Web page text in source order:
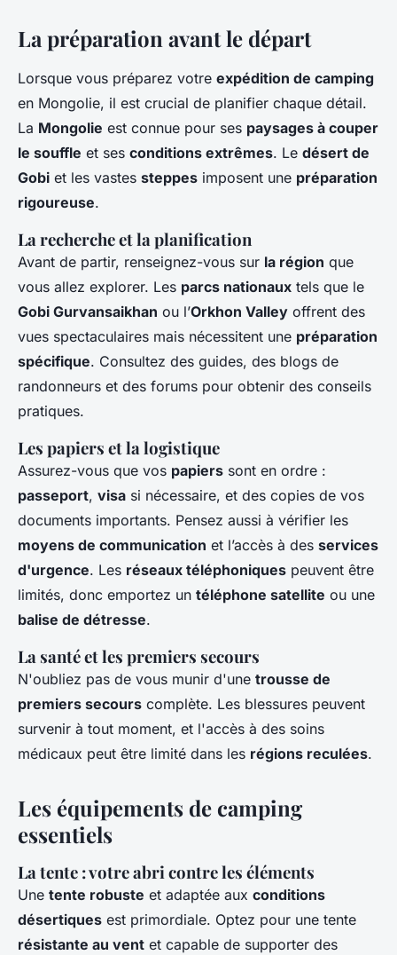
La préparation avant le départ
Lorsque vous préparez votre expédition de camping
en Mongolie, il est crucial de planifier chaque détail.
La Mongolie est connue pour ses paysages à couper
le souffle et ses conditions extrêmes. Le désert de
Gobi et les vastes steppes imposent une préparation
rigoureuse.
La recherche et la planification
Avant de partir, renseignez-vous sur la région que
vous allez explorer. Les parcs nationaux tels que le
Gobi Gurvansaikhan ou l’Orkhon Valley offrent des
vues spectaculaires mais nécessitent une préparation
spécifique. Consultez des guides, des blogs de
randonneurs et des forums pour obtenir des conseils
pratiques.
Les papiers et la logistique
Assurez-vous que vos papiers sont en ordre :
passeport, visa si nécessaire, et des copies de vos
documents importants. Pensez aussi à vérifier les
moyens de communication et l’accès à des services
d'urgence. Les réseaux téléphoniques peuvent être
limités, donc emportez un téléphone satellite ou une
balise de détresse.
La santé et les premiers secours
N'oubliez pas de vous munir d'une trousse de
premiers secours complète. Les blessures peuvent
survenir à tout moment, et l'accès à des soins
médicaux peut être limité dans les régions reculées.
Les équipements de camping
essentiels
La tente : votre abri contre les éléments
Une tente robuste et adaptée aux conditions
désertiques est primordiale. Optez pour une tente
résistante au vent et capable de supporter des